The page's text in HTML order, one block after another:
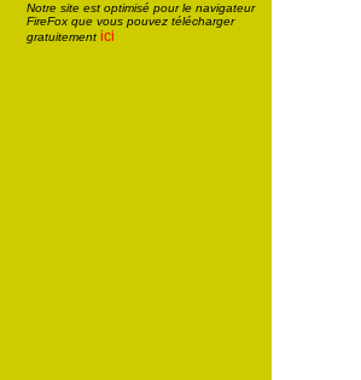
Notre site est optimisé pour le navigateur
FireFox que vous pouvez télécharger
gratuitement ici